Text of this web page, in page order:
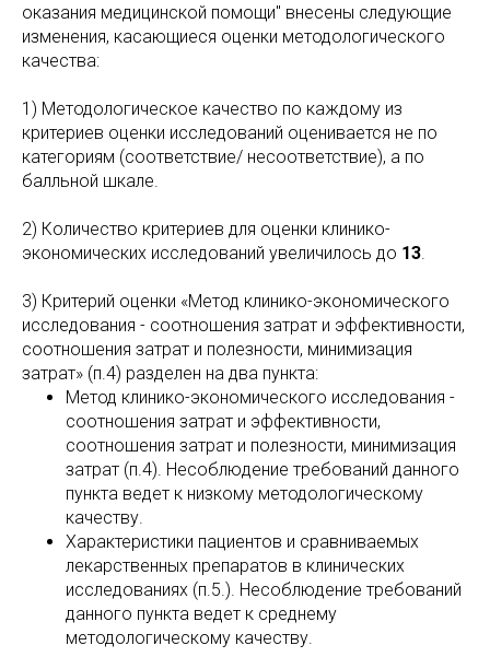
оказания медицинской помощи" внесены следующие
изменения, касающиеся оценки методологического
качества:
1) Методологическое качество по каждому из
критериев оценки исследований оценивается не по
категориям (соответствие/ несоответствие), а по
балльной шкале.
2) Количество критериев для оценки клинико-
экономических исследований увеличилось до 13.
3) Критерий оценки «Метод клинико-экономического
исследования - соотношения затрат и эффективности,
соотношения затрат и полезности, минимизация
затрат» (п.4) разделен на два пункта:
Метод клинико-экономического исследования -
соотношения затрат и эффективности,
соотношения затрат и полезности, минимизация
затрат (п.4). Несоблюдение требований данного
пункта ведет к низкому методологическому
качеству.
Характеристики пациентов и сравниваемых
лекарственных препаратов в клинических
исследованиях (п.5.). Несоблюдение требований
данного пункта ведет к среднему
методологическому качеству.